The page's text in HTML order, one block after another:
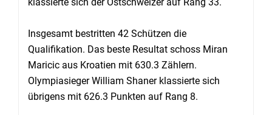
Insgesamt bestritten 42 Schützen die
Qualifikation. Das beste Resultat schoss Miran
Maricic aus Kroatien mit 630.3 Zählern.
Olympiasieger William Shaner klassierte sich
übrigens mit 626.3 Punkten auf Rang 8.